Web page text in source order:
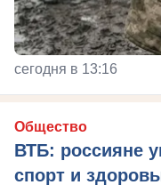
сегодня в 13:16
Общество
ВТБ: россияне
спорт и